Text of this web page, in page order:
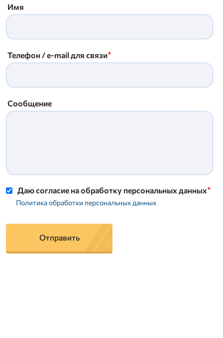
Имя
Телефон / e-mail для связи
Сообщение
Даю согласие на обработку персональных данных
Политика обработки персональных данных